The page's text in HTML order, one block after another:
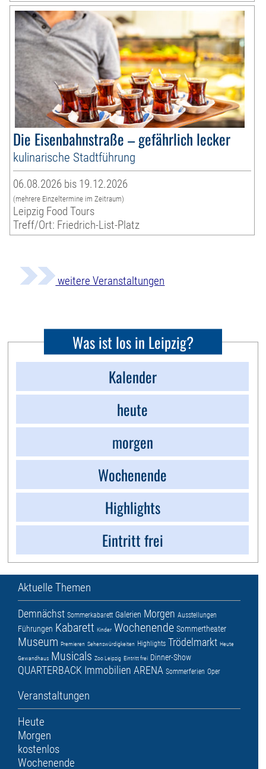
Die Eisenbahnstraße – gefährlich lecker
kulinarische Stadtführung
06.08.2026 bis 19.12.2026
(mehrere Einzeltermine im Zeitraum)
Leipzig Food Tours
Treff/Ort: Friedrich-List-Platz
weitere Veranstaltungen
Was ist los in Leipzig?
Kalender
heute
morgen
Wochenende
Highlights
Eintritt frei
Aktuelle Themen
Demnächst Sommerkabarett Galerien Morgen Ausstellungen
Führungen Kabarett Kinder Wochenende Sommertheater
Museum Premieren Sehenswürdigkeiten Highlights Trödelmarkt Heute
Gewandhaus Musicals Zoo Leipzig Eintritt frei Dinner-Show
QUARTERBACK Immobilien ARENA Sommerferien Oper
Veranstaltungen
Heute
Morgen
kostenlos
Wochenende